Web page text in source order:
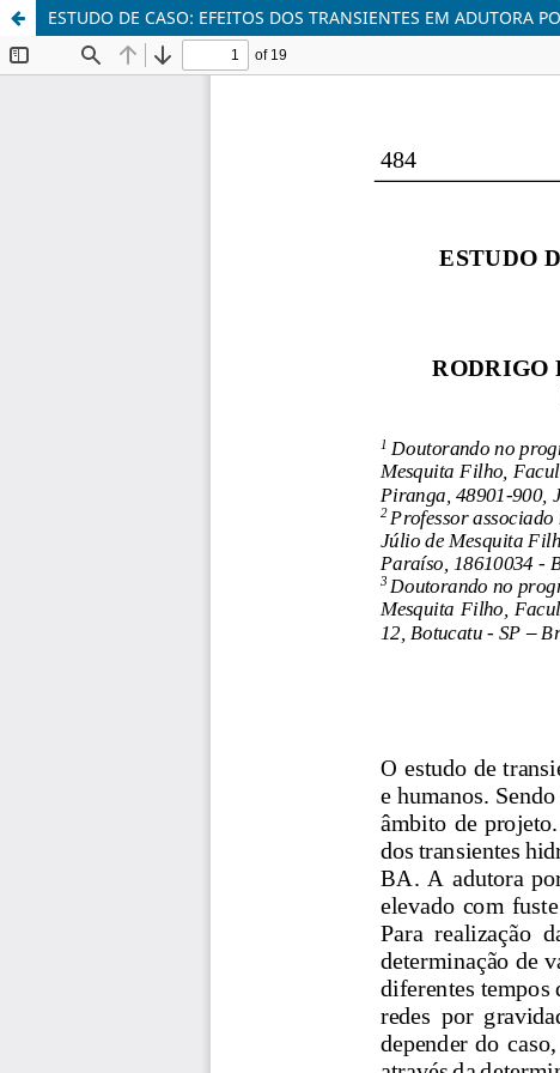
ESTUDO DE CASO: EFEITOS DOS TRANSIENTES EM ADUTORA